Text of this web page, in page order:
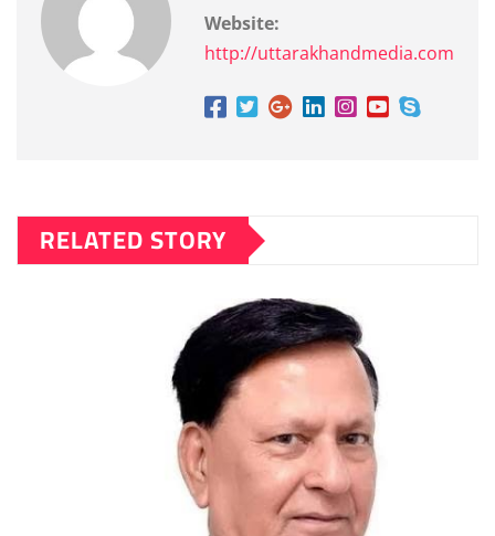
Website:
http://uttarakhandmedia.com
RELATED STORY